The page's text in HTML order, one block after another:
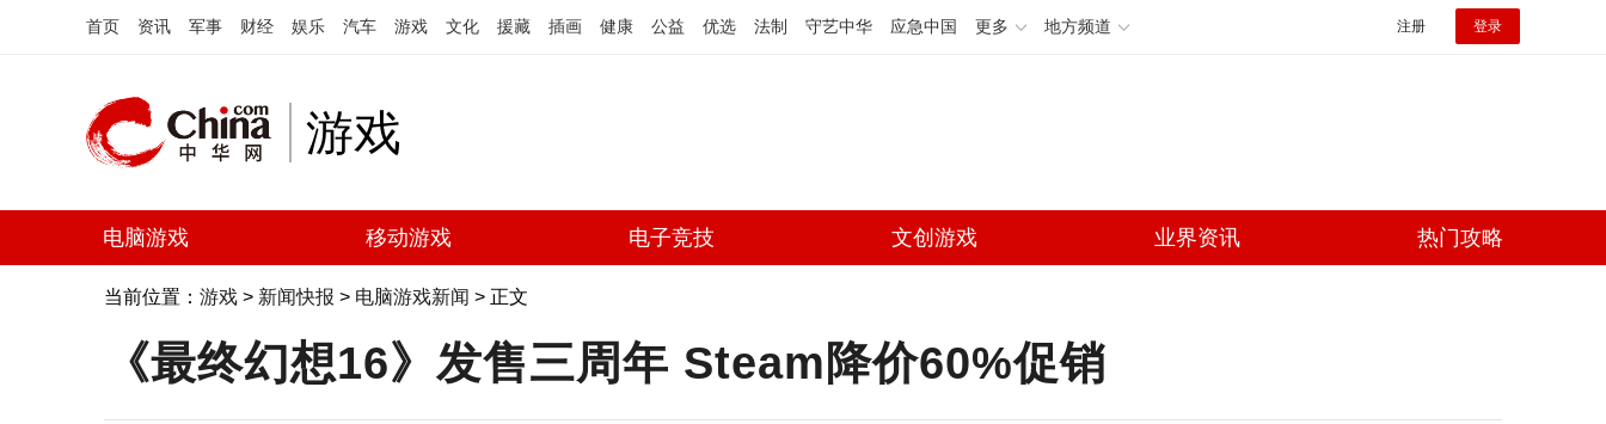
首页 资讯 军事 财经 娱乐 汽车 游戏 文化 援藏 插画 健康 公益 优选 法制 守艺中华 应急中国 更多 地方频道 注册 登录
游戏
电脑游戏 移动游戏 电子竞技 文创游戏 业界资讯 热门攻略
当前位置： 游戏 > 新闻快报 > 电脑游戏新闻 > 正文
《最终幻想16》发售三周年 Steam降价60%促销